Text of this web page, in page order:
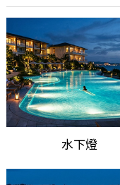
水下燈